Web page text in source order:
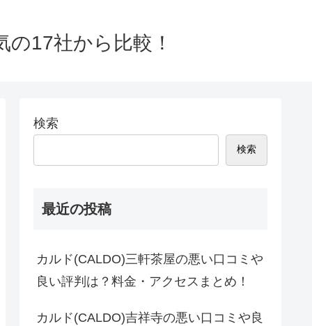
17社から比較！
検索
検索
最近の投稿
カルド(CALDO)三軒茶屋の悪い口コミや
良い評判は？料金・アクセスまとめ！
カルド(CALDO)吉祥寺の悪い口コミや良